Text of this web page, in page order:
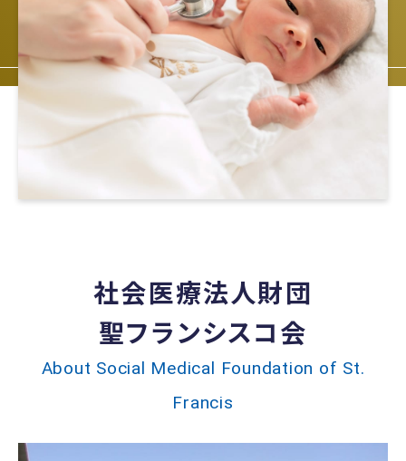
社会医療法人財団
聖フランシスコ会
About Social Medical Foundation of St.
Francis